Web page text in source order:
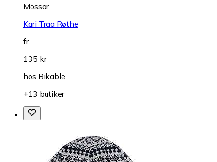
Mössor
Kari Traa Røthe
fr.
135 kr
hos Bikable
+13 butiker